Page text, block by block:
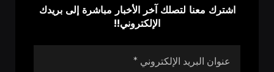
اشترك معنا لتصلك آخر الأخبار مباشرة إلى بريدك
الإلكتروني!!